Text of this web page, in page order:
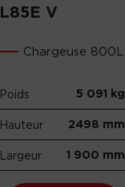
L85E V
Chargeuse 800L
Poids 5 091 kg
Hauteur 2498 mm
Largeur 1 900 mm